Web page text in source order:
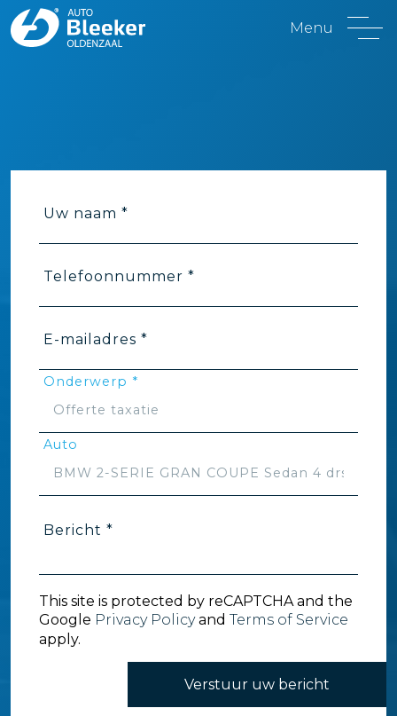
Menu
Uw naam *
Telefoonnummer *
E-mailadres *
Onderwerp *
Auto
Bericht *
This site is protected by reCAPTCHA and the
Google Privacy Policyand Terms of Service
apply.